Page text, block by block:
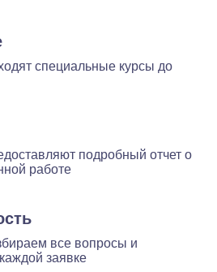
специальные курсы до
подробный отчет о
работе
все вопросы и
заявке